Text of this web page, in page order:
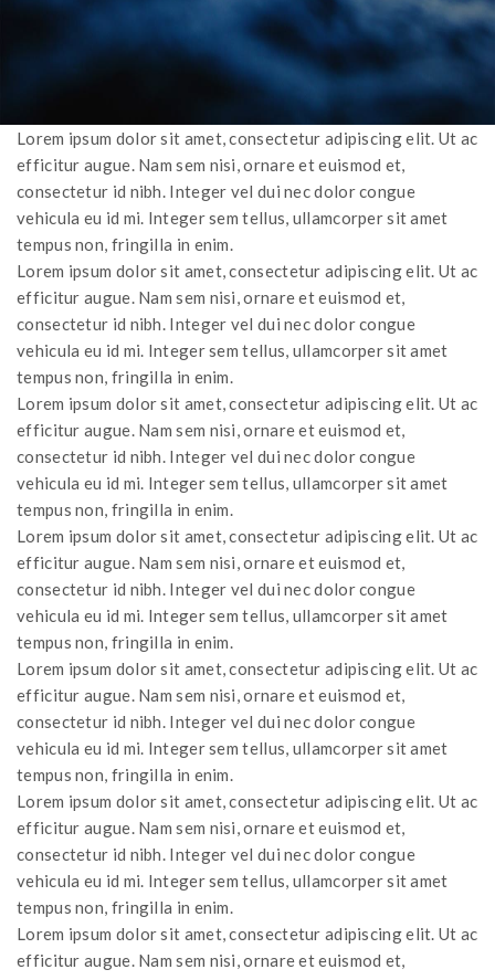
Lorem ipsum dolor sit amet, consectetur adipiscing elit. Ut ac
efficitur augue. Nam sem nisi, ornare et euismod et,
consectetur id nibh. Integer vel dui nec dolor congue
vehicula eu id mi. Integer sem tellus, ullamcorper sit amet
tempus non, fringilla in enim.
Lorem ipsum dolor sit amet, consectetur adipiscing elit. Ut ac
efficitur augue. Nam sem nisi, ornare et euismod et,
consectetur id nibh. Integer vel dui nec dolor congue
vehicula eu id mi. Integer sem tellus, ullamcorper sit amet
tempus non, fringilla in enim.
Lorem ipsum dolor sit amet, consectetur adipiscing elit. Ut ac
efficitur augue. Nam sem nisi, ornare et euismod et,
consectetur id nibh. Integer vel dui nec dolor congue
vehicula eu id mi. Integer sem tellus, ullamcorper sit amet
tempus non, fringilla in enim.
Lorem ipsum dolor sit amet, consectetur adipiscing elit. Ut ac
efficitur augue. Nam sem nisi, ornare et euismod et,
consectetur id nibh. Integer vel dui nec dolor congue
vehicula eu id mi. Integer sem tellus, ullamcorper sit amet
tempus non, fringilla in enim.
Lorem ipsum dolor sit amet, consectetur adipiscing elit. Ut ac
efficitur augue. Nam sem nisi, ornare et euismod et,
consectetur id nibh. Integer vel dui nec dolor congue
vehicula eu id mi. Integer sem tellus, ullamcorper sit amet
tempus non, fringilla in enim.
Lorem ipsum dolor sit amet, consectetur adipiscing elit. Ut ac
efficitur augue. Nam sem nisi, ornare et euismod et,
consectetur id nibh. Integer vel dui nec dolor congue
vehicula eu id mi. Integer sem tellus, ullamcorper sit amet
tempus non, fringilla in enim.
Lorem ipsum dolor sit amet, consectetur adipiscing elit. Ut ac
efficitur augue. Nam sem nisi, ornare et euismod et,